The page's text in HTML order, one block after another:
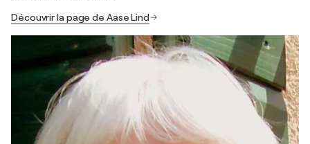
Découvrir la page de Aase Lind